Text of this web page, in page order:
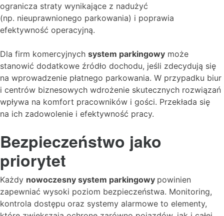
ogranicza straty wynikające z nadużyć
(np. nieuprawnionego parkowania) i poprawia
efektywność operacyjną.
Dla firm komercyjnych system parkingowy może
stanowić dodatkowe źródło dochodu, jeśli zdecydują się
na wprowadzenie płatnego parkowania. W przypadku biur
i centrów biznesowych wdrożenie skutecznych rozwiązań
wpływa na komfort pracowników i gości. Przekłada się
na ich zadowolenie i efektywność pracy.
Bezpieczeństwo jako
priorytet
Każdy nowoczesny system parkingowy powinien
zapewniać wysoki poziom bezpieczeństwa. Monitoring,
kontrola dostępu oraz systemy alarmowe to elementy,